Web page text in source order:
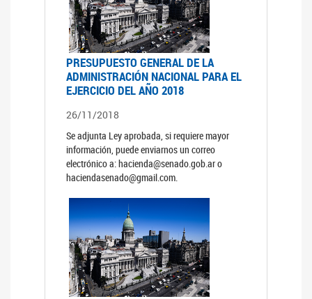
PRESUPUESTO GENERAL DE LA
ADMINISTRACIÓN NACIONAL PARA EL
EJERCICIO DEL AÑO 2018
26/11/2018
Se adjunta Ley aprobada, si requiere mayor
información, puede enviarnos un correo
electrónico a: hacienda@senado.gob.ar o
haciendasenado@gmail.com.